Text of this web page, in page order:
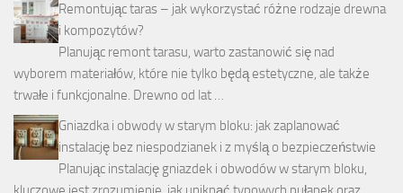
Remontując taras – jak wykorzystać różne rodzaje drewna
i kompozytów?
Planując remont tarasu, warto zastanowić się nad
wyborem materiałów, które nie tylko będą estetyczne, ale także
trwałe i funkcjonalne. Drewno od lat …
Gniazdka i obwody w starym bloku: jak zaplanować
instalację bez niespodzianek i z myślą o bezpieczeństwie
Planując instalację gniazdek i obwodów w starym bloku,